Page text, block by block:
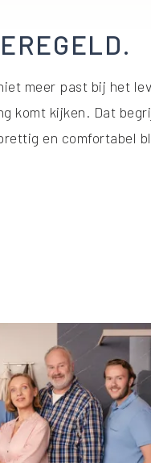
meer past bij het
komt kijken. Dat
en comfortabel